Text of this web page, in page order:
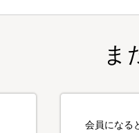
ま
会員になる